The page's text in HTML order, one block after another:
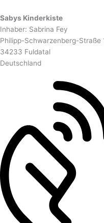
Sabys Kinderkiste
Inhaber: Sabrina Fey
Philipp-Schwarzenberg-Straße
34233 Fuldatal
Deutschland